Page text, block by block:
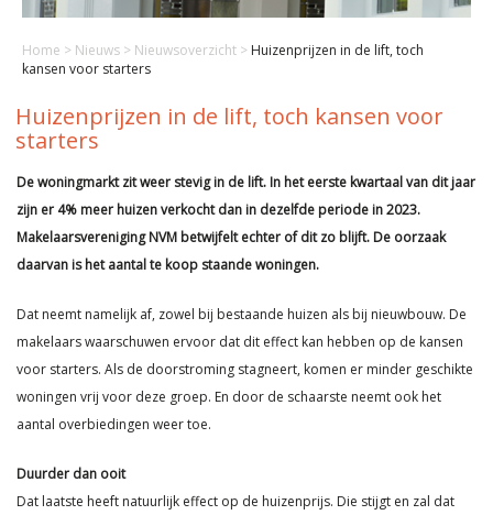
Home > Nieuws > Nieuwsoverzicht > Huizenprijzen in de lift, toch
kansen voor starters
Huizenprijzen in de lift, toch kansen voor
starters
De woningmarkt zit weer stevig in de lift. In het eerste kwartaal van dit jaar
zijn er 4% meer huizen verkocht dan in dezelfde periode in 2023.
Makelaarsvereniging NVM betwijfelt echter of dit zo blijft. De oorzaak
daarvan is het aantal te koop staande woningen.
Dat neemt namelijk af, zowel bij bestaande huizen als bij nieuwbouw. De
makelaars waarschuwen ervoor dat dit effect kan hebben op de kansen
voor starters. Als de doorstroming stagneert, komen er minder geschikte
woningen vrij voor deze groep. En door de schaarste neemt ook het
aantal overbiedingen weer toe.
Duurder dan ooit
Dat laatste heeft natuurlijk effect op de huizenprijs. Die stijgt en zal dat